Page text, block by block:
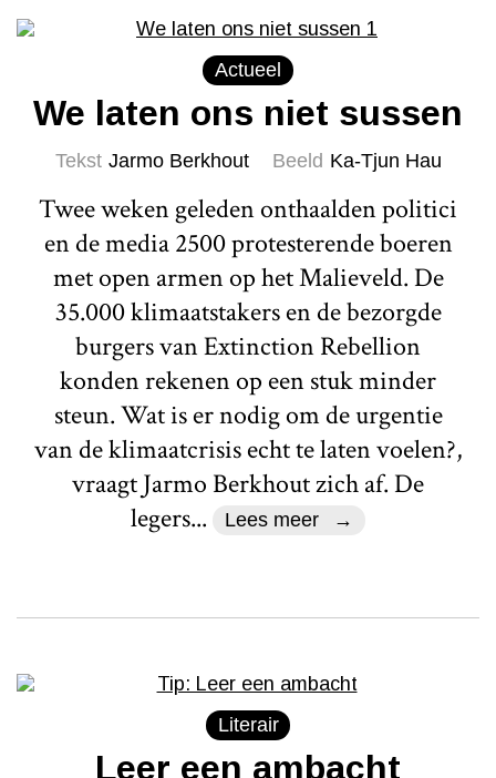
Actueel
We laten ons niet sussen
Tekst Jarmo Berkhout Beeld Ka-Tjun Hau
Twee weken geleden onthaalden politici
en de media 2500 protesterende boeren
met open armen op het Malieveld. De
35.000 klimaatstakers en de bezorgde
burgers van Extinction Rebellion
konden rekenen op een stuk minder
steun. Wat is er nodig om de urgentie
van de klimaatcrisis echt te laten voelen?,
vraagt Jarmo Berkhout zich af. De
legers...
Lees meer
Literair
Leer een ambacht